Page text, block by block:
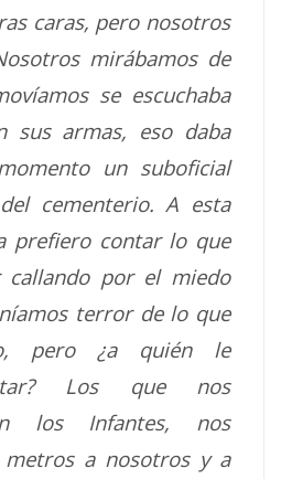
caras, pero nosotros
mirábamos de
se escuchaba
sus armas, eso daba
un suboficial
cementerio. A esta
prefiero contar lo que
callando por el miedo
terror de lo que
pero ¿a quién le
Los que nos
los Infantes, nos
a nosotros y a